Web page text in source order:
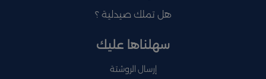
هل تملك صيدلية ؟
سهلناها عليك
إرسال الروشتة